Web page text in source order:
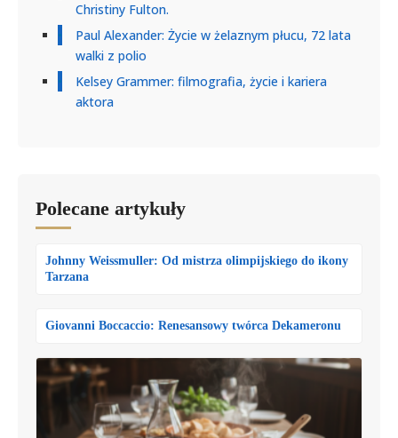
Christiny Fulton.
Paul Alexander: Życie w żelaznym płucu, 72 lata
walki z polio
Kelsey Grammer: filmografia, życie i kariera
aktora
Polecane artykuły
Johnny Weissmuller: Od mistrza olimpijskiego do ikony
Tarzana
Giovanni Boccaccio: Renesansowy twórca Dekameronu